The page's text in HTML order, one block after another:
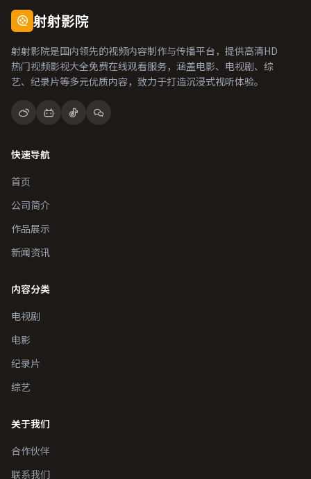
射射影院
射射影院是国内领先的视频内容制作与传播平台，提供高清HD
热门视频影视大全免费在线观看服务，涵盖电影、电视剧、综
艺、纪录片等多元优质内容，致力于打造沉浸式视听体验。
快速导航
首页
公司简介
作品展示
新闻资讯
内容分类
电视剧
电影
纪录片
综艺
关于我们
合作伙伴
联系我们